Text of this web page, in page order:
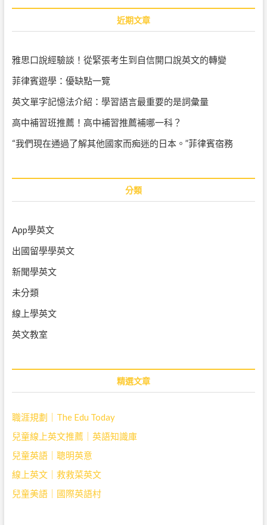
s
:
r
h
近期文章
雅思口說經驗談！從緊張考生到自信開口說英文的轉變
菲律賓遊學：優缺點一覽
英文單字記憶法介紹：學習語言最重要的是詞彙量
高中補習班推薦！高中補習推薦補哪一科？
“我們現在通過了解其他國家而痴迷的日本。”菲律賓宿務
分類
App學英文
出國留學學英文
新聞學英文
未分類
線上學英文
英文教室
精選文章
職涯規劃｜The Edu Today
兒童線上英文推薦｜英語知識庫
兒童英語｜聰明英意
線上英文｜救救菜英文
兒童美語｜國際英語村